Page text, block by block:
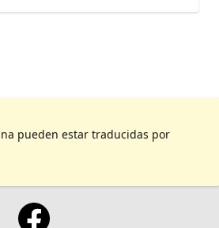
pueden estar traducidas por